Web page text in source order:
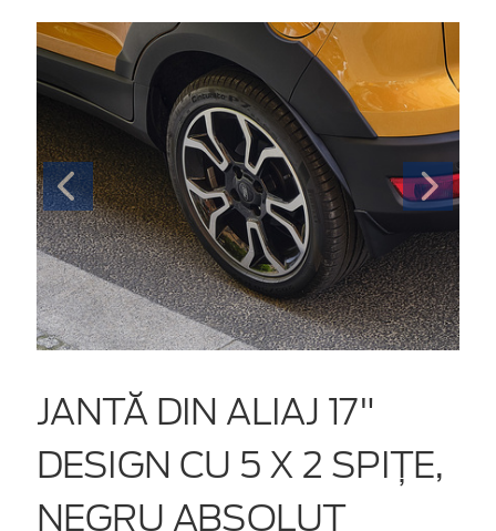
JANTĂ DIN ALIAJ 17"
DESIGN CU 5 X 2 SPIȚE,
NEGRU ABSOLUT